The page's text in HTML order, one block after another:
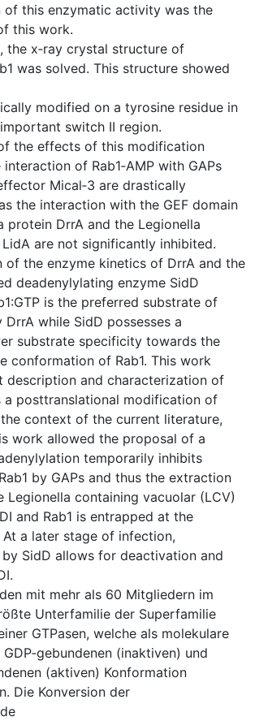
of this enzymatic activity was the
this work.
the x‐ray crystal structure of
was solved. This structure showed
modified on a tyrosine residue in
switch II region.
the effects of this modification
of Rab1‐AMP with GAPs
Mical‐3 are drastically
the interaction with the GEF domain
protein DrrA and the Legionella
are not significantly inhibited.
of the enzyme kinetics of DrrA and the
deadenylylating enzyme SidD
is the preferred substrate of
while SidD possesses a
substrate specificity towards the
conformation of Rab1. This work
description and characterization of
a posttranslational modification of
context of the current literature,
work allowed the proposal of a
temporarily inhibits
by GAPs and thus the extraction
Legionella containing vacuolar (LCV)
and Rab1 is entrapped at the
At a later stage of infection,
SidD allows for deactivation and
mit mehr als 60 Mitgliedern im
Unterfamilie der Superfamilie
GTPasen, welche als molekulare
(inaktiven) und
(aktiven) Konformation
Die Konversion der